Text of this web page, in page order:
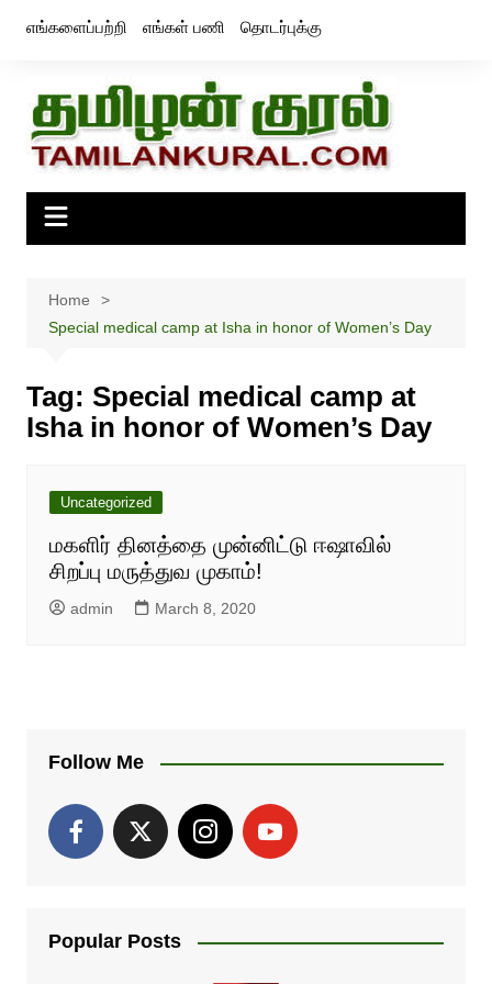
எங்களைப்பற்றி எங்கள் பணி தொடர்புக்கு
Home
Special medical camp at Isha in honor of Women’s Day
Tag: Special medical camp at
Isha in honor of Women’s Day
Uncategorized
மகளிர் தினத்தை முன்னிட்டு ஈஷாவில்
சிறப்பு மருத்துவ முகாம்!
admin March 8, 2020
Follow Me
Popular Posts